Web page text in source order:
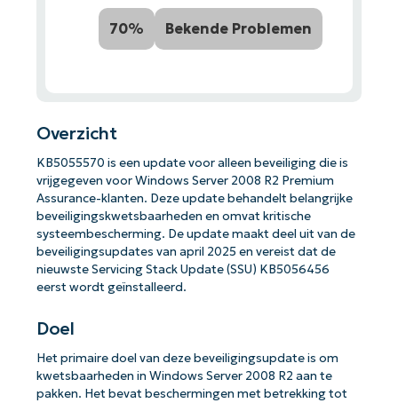
70% Bekende Problemen
Overzicht
KB5055570 is een update voor alleen beveiliging die is
vrijgegeven voor Windows Server 2008 R2 Premium
Assurance-klanten. Deze update behandelt belangrijke
beveiligingskwetsbaarheden en omvat kritische
systeembescherming. De update maakt deel uit van de
beveiligingsupdates van april 2025 en vereist dat de
nieuwste Servicing Stack Update (SSU) KB5056456
eerst wordt geïnstalleerd.
Doel
Het primaire doel van deze beveiligingsupdate is om
kwetsbaarheden in Windows Server 2008 R2 aan te
pakken. Het bevat beschermingen met betrekking tot